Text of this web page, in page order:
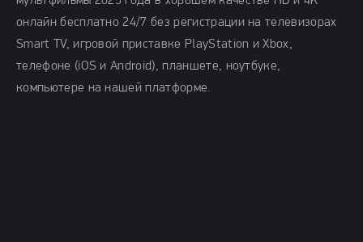
онлайн бесплатно 24/7 без регистрации на телевизорах
Smart TV, игровой приставке PlayStation и Xbox,
телефоне (iOS и Android), планшете, ноутбуке,
компьютере на нашей платформе.